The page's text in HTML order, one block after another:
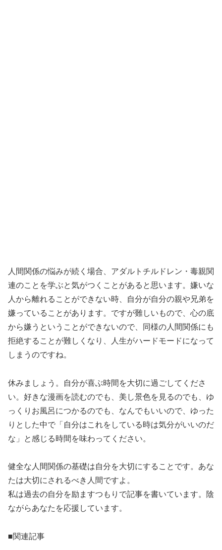
人間関係の悩みが続く場合、アダルトチルドレン・毒親関
連のことを学ぶと気がつくことがあると思います。嫌いな
人から離れることができない時、自分が自分の親や兄弟を
嫌っていることがあります。ですが難しいもので、心の底
から嫌うということができないので、同様の人間関係にも
拒絶することが難しくなり、人生がハードモードになって
しまうのですね。
休みましょう。自分が喜ぶ時間を大切に過ごしてくださ
い。好きな漫画を読むのでも、美し景色を見るのでも、ゆ
っくりお風呂につかるのでも、なんでもいいので、ゆった
りとした中で「自分はこれをしている時は気分がいいのだ
な」と感じる時間を味わってください。
健全な人間関係の基礎は自分を大切にすることです。あな
たは大切にされるべき人間ですよ。
私は過去の自分を励ますつもりで記事を書いています。陰
ながらあなたを応援しています。
■関連記事